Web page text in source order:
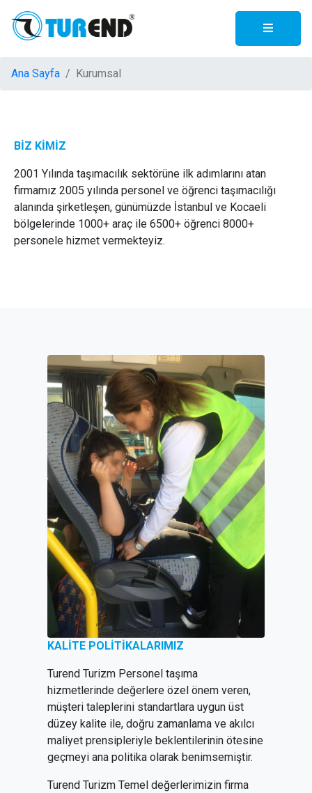
Ana Sayfa Kurumsal
BİZ KİMİZ
2001 Yılında taşımacılık sektörüne ilk adımlarını atan
firmamız 2005 yılında personel ve öğrenci taşımacılığı
alanında şirketleşen, günümüzde İstanbul ve Kocaeli
bölgelerinde 1000+ araç ile 6500+ öğrenci 8000+
personele hizmet vermekteyiz.
KALİTE POLİTİKALARIMIZ
Turend Turizm Personel taşıma
hizmetlerinde değerlere özel önem veren,
müşteri taleplerini standartlara uygun üst
düzey kalite ile, doğru zamanlama ve akılcı
maliyet prensipleriyle beklentilerinin ötesine
geçmeyi ana politika olarak benimsemiştir.
Turend Turizm Temel değerlerimizin firma